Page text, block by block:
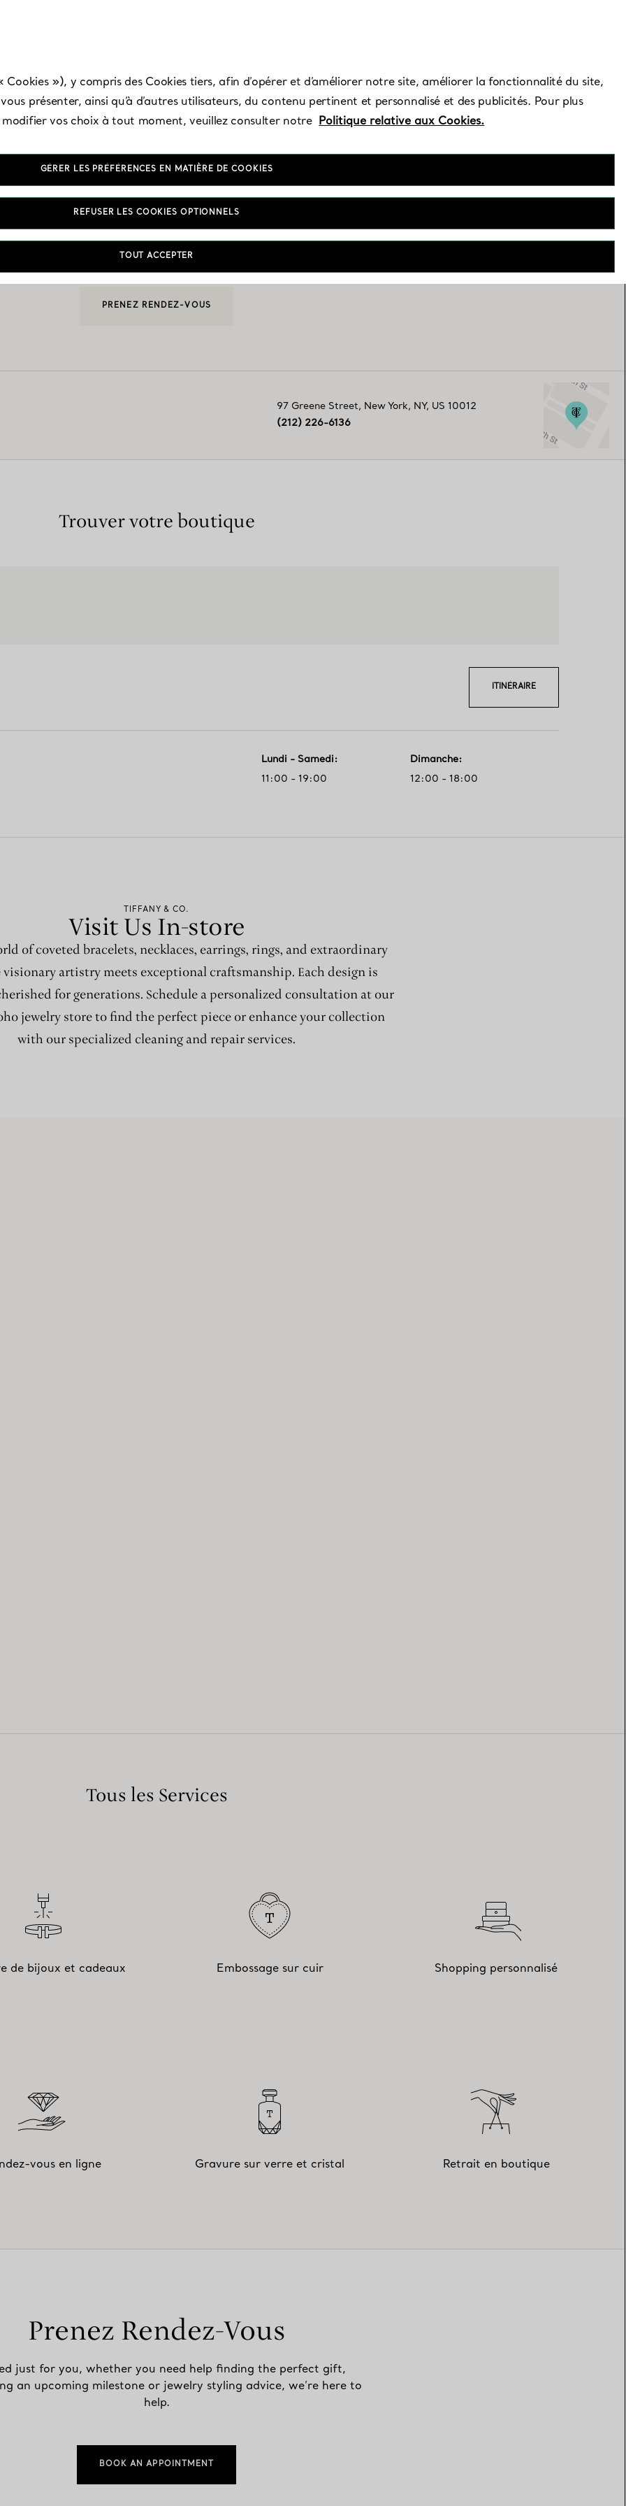
New York - Soho
Ouvert aujourd’hui jusqu’à 19:00
PRENEZ RENDEZ-VOUS
97 Greene Street, New York, NY, US 10012
(212) 226-6136
Trouver votre boutique
ITINÉRAIRE
Lundi - Samedi:
11:00 - 19:00
Dimanche:
12:00 - 18:00
TIFFANY & CO.
Visit Us In-store
of coveted bracelets, necklaces, earrings, rings, and extraordinary
visionary artistry meets exceptional craftsmanship. Each design is
for generations. Schedule a personalized consultation at our
jewelry store to find the perfect piece or enhance your collection
with our specialized cleaning and repair services.
Tous les Services
de bijoux et cadeaux Embossage sur cuir Shopping personnalisé
vous en ligne Gravure sur verre et cristal Retrait en boutique
Prenez Rendez-Vous
just for you, whether you need help finding the perfect gift,
an upcoming milestone or jewelry styling advice, we’re here to
help.
BOOK AN APPOINTMENT
Cookies »), y compris des Cookies tiers, afin d’opérer et d’améliorer notre site, améliorer la fonctionnalité du site,
présenter, ainsi qu’à d’autres utilisateurs, du contenu pertinent et personnalisé et des publicités. Pour plus
vos choix à tout moment, veuillez consulter notre Politique relative aux Cookies.
GÉRER LES PRÉFÉRENCES EN MATIÈRE DE COOKIES
REFUSER LES COOKIES OPTIONNELS
TOUT ACCEPTER